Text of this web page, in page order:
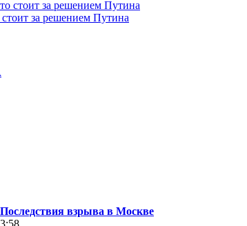
за решением Путина
взрыва в Москве